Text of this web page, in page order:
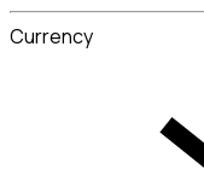
Currency